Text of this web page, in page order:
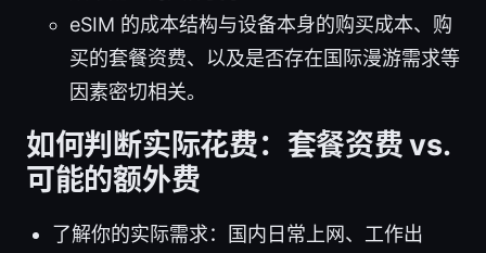
eSIM 的成本结构与设备本身的购买成本、购
买的套餐资费、以及是否存在国际漫游需求等
因素密切相关。
如何判断实际花费：套餐资费 vs.
可能的额外费
了解你的实际需求：国内日常上网、工作出